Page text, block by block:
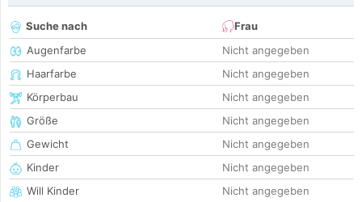
Suche nach
Frau
Augenfarbe
Nicht angegeben
Haarfarbe
Nicht angegeben
Körperbau
Nicht angegeben
Größe
Nicht angegeben
Gewicht
Nicht angegeben
Kinder
Nicht angegeben
Will Kinder
Nicht angegeben